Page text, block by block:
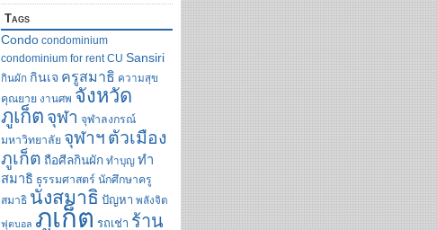
Tags
Condo condominium
condominium for rent CU Sansiri
กินผัก กินเจ ครูสมาธิ ความสุข
คุณยาย งานศพ จังหวัด
ภูเก็ต จุฬา จุฬาลงกรณ์
มหาวิทยาลัย จุฬาฯ ตัวเมือง
ภูเก็ต ถือศีลกินผัก ทำบุญ ทำ
สมาธิ ธรรมศาสตร์ นักศึกษาครู
สมาธิ นั่งสมาธิ ปัญหา พลังจิต
ฟุตบอล ภูเก็ต รถเช่า ร้าน